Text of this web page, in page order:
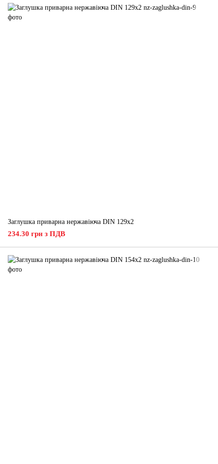
Заглушка приварна нержавіюча DIN 129х2
234.30 грн з ПДВ